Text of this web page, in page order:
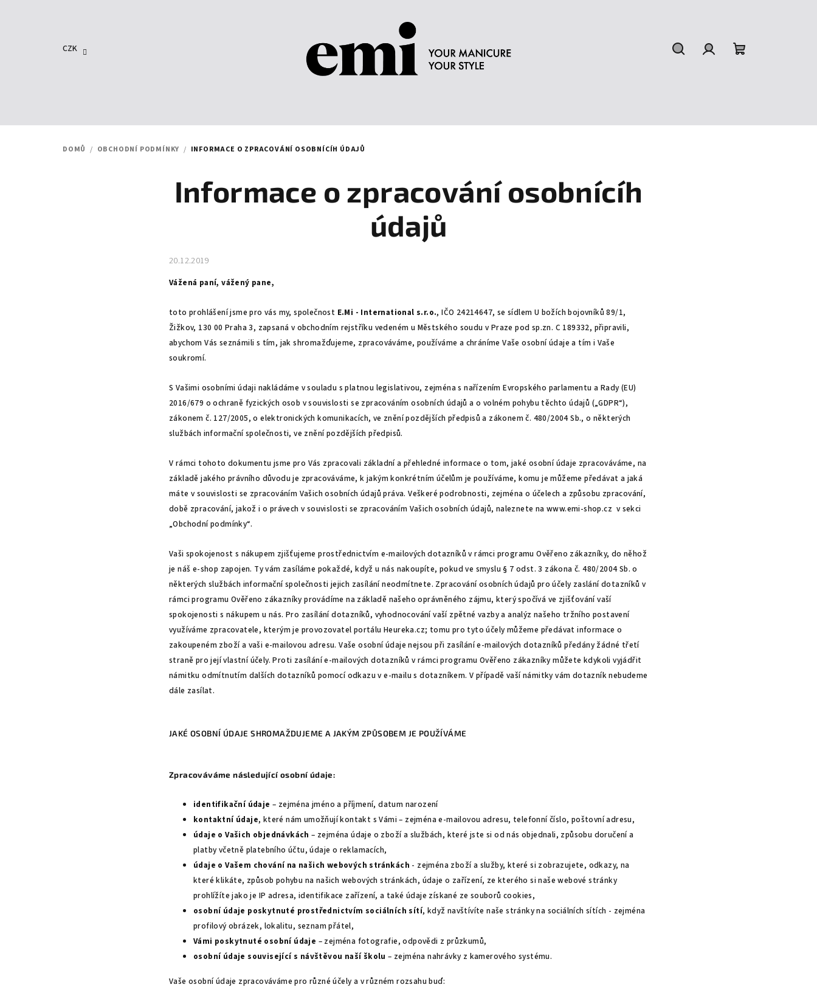
CZK
DOMŮ / OBCHODNÍ PODMÍNKY / INFORMACE O ZPRACOVÁNÍ OSOBNÍCÍH ÚDAJŮ
Informace o zpracování osobnícíh
údajů
20.12.2019
Vážená paní, vážený pane,
toto prohlášení jsme pro vás my, společnost E.Mi - International s.r.o., IČO 24214647, se sídlem U božích bojovníků 89/1,
Žižkov, 130 00 Praha 3, zapsaná v obchodním rejstříku vedeném u Městského soudu v Praze pod sp.zn. C 189332, připravili,
abychom Vás seznámili s tím, jak shromažďujeme, zpracováváme, používáme a chráníme Vaše osobní údaje a tím i Vaše
soukromí.
S Vašimi osobními údaji nakládáme v souladu s platnou legislativou, zejména s nařízením Evropského parlamentu a Rady (EU)
2016/679 o ochraně fyzických osob v souvislosti se zpracováním osobních údajů a o volném pohybu těchto údajů („GDPR“),
zákonem č. 127/2005, o elektronických komunikacích, ve znění pozdějších předpisů a zákonem č. 480/2004 Sb., o některých
službách informační společnosti, ve znění pozdějších předpisů.
V rámci tohoto dokumentu jsme pro Vás zpracovali základní a přehledné informace o tom, jaké osobní údaje zpracováváme, na
základě jakého právního důvodu je zpracováváme, k jakým konkrétním účelům je používáme, komu je můžeme předávat a jaká
máte v souvislosti se zpracováním Vašich osobních údajů práva. Veškeré podrobnosti, zejména o účelech a způsobu zpracování,
době zpracování, jakož i o právech v souvislosti se zpracováním Vašich osobních údajů, naleznete nawww.emi-shop.cz v sekci
„Obchodní podmínky“.
Vaši spokojenost s nákupem zjišťujeme prostřednictvím e-mailových dotazníků v rámci programu Ověřeno zákazníky, do něhož
je náš e-shop zapojen. Ty vám zasíláme pokaždé, když u nás nakoupíte, pokud ve smyslu § 7 odst. 3 zákona č. 480/2004 Sb. o
některých službách informační společnosti jejich zasílání neodmítnete. Zpracování osobních údajů pro účely zaslání dotazníků v
rámci programu Ověřeno zákazníky provádíme na základě našeho oprávněného zájmu, který spočívá ve zjišťování vaší
spokojenosti s nákupem u nás. Pro zasílání dotazníků, vyhodnocování vaší zpětné vazby a analýz našeho tržního postavení
využíváme zpracovatele, kterým je provozovatel portálu Heureka.cz; tomu pro tyto účely můžeme předávat informace o
zakoupeném zboží a vaši e-mailovou adresu. Vaše osobní údaje nejsou při zasílání e-mailových dotazníků předány žádné třetí
straně pro její vlastní účely. Proti zasílání e-mailových dotazníků v rámci programu Ověřeno zákazníky můžete kdykoli vyjádřit
námitku odmítnutím dalších dotazníků pomocí odkazu v e-mailu s dotazníkem. V případě vaší námitky vám dotazník nebudeme
dále zasílat.
JAKÉ OSOBNÍ ÚDAJE SHROMAŽDUJEME A JAKÝM ZPŮSOBEM JE POUŽÍVÁME
Zpracováváme následující osobní údaje:
identifikační údaje – zejména jméno a příjmení, datum narození
kontaktní údaje, které nám umožňují kontakt s Vámi – zejména e-mailovou adresu, telefonní číslo, poštovní adresu,
údaje o Vašich objednávkách – zejména údaje o zboží a službách, které jste si od nás objednali, způsobu doručení a
platby včetně platebního účtu, údaje o reklamacích,
údaje o Vašem chování na našich webových stránkách - zejména zboží a služby, které si zobrazujete, odkazy, na
které klikáte, způsob pohybu na našich webových stránkách, údaje o zařízení, ze kterého si naše webové stránky
prohlížíte jako je IP adresa, identifikace zařízení, a také údaje získané ze souborů cookies,
osobní údaje poskytnuté prostřednictvím sociálních sítí, když navštívíte naše stránky na sociálních sítích - zejména
profilový obrázek, lokalitu, seznam přátel,
Vámi poskytnuté osobní údaje – zejména fotografie, odpovědi z průzkumů,
osobní údaje související s návštěvou naší školu – zejména nahrávky z kamerového systému.
Vaše osobní údaje zpracováváme pro různé účely a v různém rozsahu buď: